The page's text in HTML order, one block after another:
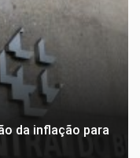
da inflação para